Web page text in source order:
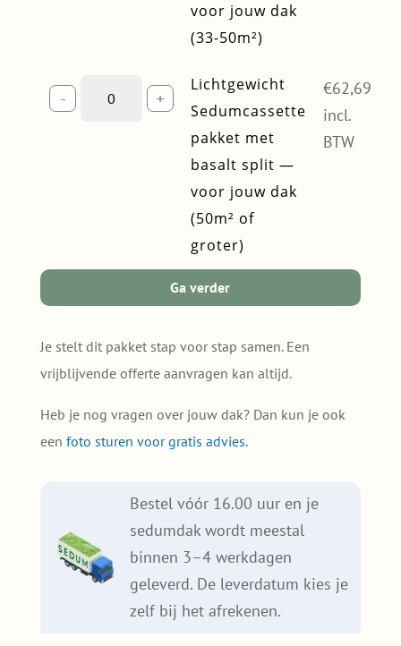
dak
voor jouw dak
(33-50m²)
-
Lichtgewicht
Sedumcassette
groter)
quantity
+
Lichtgewicht
Sedumcassette
pakket met
basalt split —
voor jouw dak
(50m² of
groter)
€62,69
incl.
BTW
Ga verder
Je stelt dit pakket stap voor stap samen. Een
vrijblijvende offerte aanvragen kan altijd.
Heb je nog vragen over jouw dak? Dan kun je ook
een foto sturen voor gratis advies.
Bestel vóór 16.00 uur en je
sedumdak wordt meestal
binnen 3–4 werkdagen
geleverd. De leverdatum kies je
zelf bij het afrekenen.